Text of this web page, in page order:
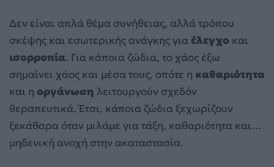
Δεν είναι απλά θέμα συνήθειας, αλλά τρόπου
σκέψης και εσωτερικής ανάγκης για έλεγχο και
ισορροπία. Για κάποια ζώδια, το χάος έξω
σημαίνει χάος και μέσα τους, οπότε η καθαριότητα
και η οργάνωση λειτουργούν σχεδόν
θεραπευτικά. Έτσι, κάποια ζώδια ξεχωρίζουν
ξεκάθαρα όταν μιλάμε για τάξη, καθαριότητα και…
μηδενική ανοχή στην ακαταστασία.